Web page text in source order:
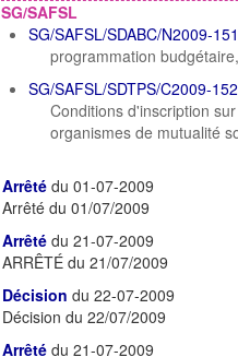
SG/SAFSL
SG/SAFSL/SDABC/N2009-
programmation
SG/SAFSL/SDTPS/C2009-
Conditions d'inscription
organismes de mutualité
Arrêté du 01-07-2009
Arrêté du 01/07/2009
Arrêté du 21-07-2009
ARRÊTÉ du 21/07/2009
Décision du 22-07-2009
Décision du 22/07/2009
Arrêté du 21-07-2009